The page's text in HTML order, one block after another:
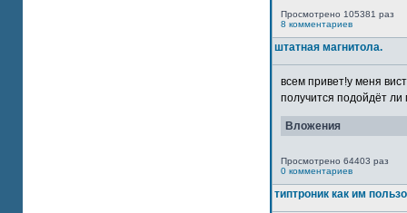
Просмотрено 105381 раз
8 комментариев
штатная магнитола.
всем привет!у меня
получится подойдёт ли
Вложения
Просмотрено 64403 раз
0 комментариев
типтроник как им